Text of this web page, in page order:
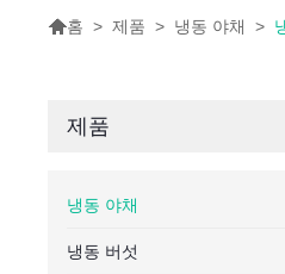
홈 > 제품 > 냉동 야채 >
제품
냉동 야채
냉동 버섯